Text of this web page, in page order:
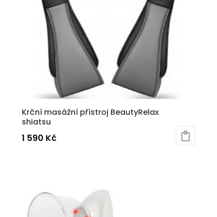
Krční masážní přístroj BeautyRelax
shiatsu
1 590 Kč